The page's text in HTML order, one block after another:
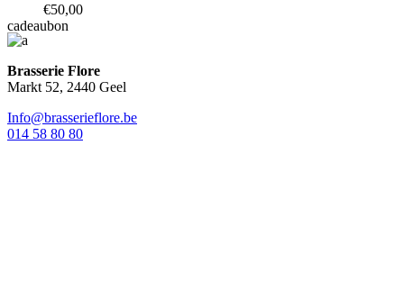
cadeaubon
€50,00
Brasserie Flore
Markt 52, 2440 Geel
Info@brasserieflore.be
014 58 80 80